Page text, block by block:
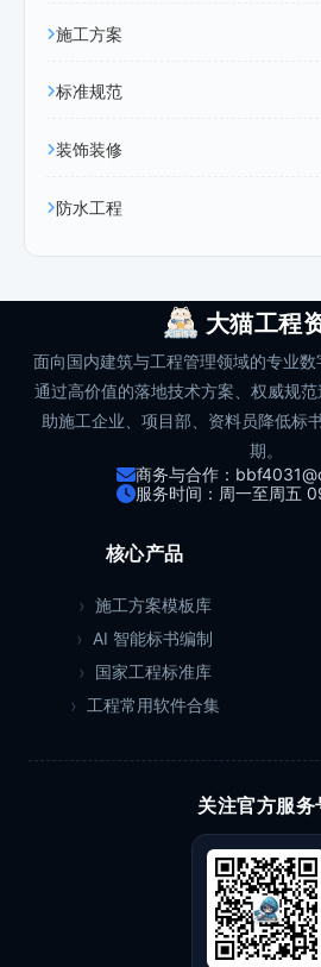
施工方案
标准规范
装饰装修
防水工程
大猫工程
面向国内建筑与工程管理领域的专业
通过高价值的落地技术方案、权威规
助施工企业、项目部、资料员降低标
期。
商务与合作：
服务时间：周一至周五
核心产品
施工方案模板库
AI 智能标书编制
国家工程标准库
工程常用软件合集
关注官方服务